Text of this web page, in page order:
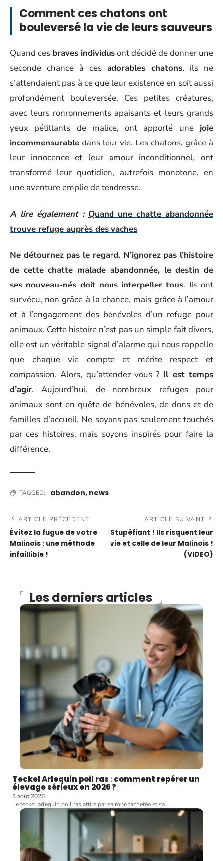
Comment ces chatons ont
bouleversé la vie de leurs sauveurs
Quand ces braves individusont décidé de donner une
seconde chance à ces adorables chatons, ils ne
s’attendaient pas à ce que leur existence en soit aussi
profondément bouleversée. Ces petites créatures,
avec leurs ronronnements apaisants et leurs grands
yeux pétillants de malice, ont apporté une joie
incommensurable dans leur vie. Les chatons, grâce à
leur innocence et leur amour inconditionnel, ont
transformé leur quotidien, autrefois monotone, en
une aventure emplie de tendresse.
A lire également : Quand une chatte abandonnée
trouve refuge auprès des vaches
Ne détournez pas le regard. N’ignorez pas l’histoire
de cette chatte malade abandonnée, le destin de
ses nouveau-nés doit nous interpeller tous. Ils ont
survécu, non grâce à la chance, mais grâce à l’amour
et à l’engagement des bénévoles d’un refuge pour
animaux. Cette histoire n’est pas un simple fait divers,
elle est un véritable signal d’alarme qui nous rappelle
que chaque vie compte et mérite respect et
compassion. Alors, qu’attendez-vous ? Il est temps
d’agir. Aujourd’hui, de nombreux refuges pour
animaux sont en quête de bénévoles, de dons et de
familles d’accueil. Ne soyons pas seulement touchés
par ces histoires, mais soyons inspirés pour faire la
différence.
TAGGED: abandon, news
ARTICLE PRÉCÉDENT
Évitez la fugue de votre
Malinois : une méthode
infaillible !
ARTICLE SUIVANT
Stupéfiant ! Ils risquent leur
vie et celle de leur Malinois !
(VIDEO)
Les derniers articles
Teckel Arlequin poil ras : comment repérer un
élevage sérieux en 2026 ?
3 août 2026
Le teckel arlequin poil ras attire par sa robe tachetée et sa…